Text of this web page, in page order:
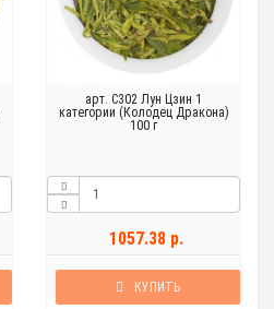
арт. C302 Лун Цзин 1
категории (Колодец Дракона)
100 г
1057.38 р.
КУПИТЬ